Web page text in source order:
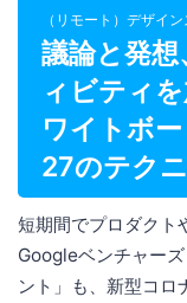
（リモート）デザイ
議論と発
ィビティ
ワイトボ
27のテク
短期間でプロダクト
Googleベンチャー
ント」も、新型コロ